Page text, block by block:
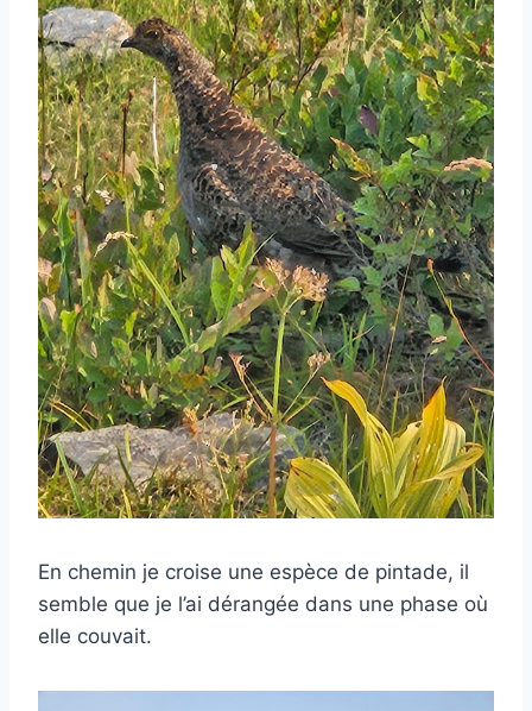
En chemin je croise une espèce de pintade, il
semble que je l’ai dérangée dans une phase où
elle couvait.